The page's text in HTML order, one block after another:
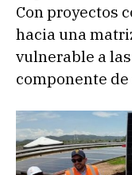
Con proyectos
hacia una
vulnerable a
componente